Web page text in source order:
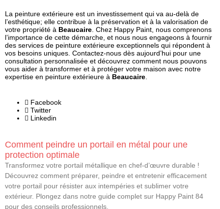
La peinture extérieure est un investissement qui va au-delà de
l’esthétique; elle contribue à la préservation et à la valorisation de
votre propriété à Beaucaire . Chez Happy Paint, nous comprenons
l’importance de cette démarche, et nous nous engageons à fournir
des services de peinture extérieure exceptionnels qui répondent à
vos besoins uniques. Contactez-nous dès aujourd’hui pour une
consultation personnalisée et découvrez comment nous pouvons
vous aider à transformer et à protéger votre maison avec notre
expertise en peinture extérieure à Beaucaire
Facebook
Twitter
Linkedin
Comment peindre un portail en métal pour une
protection optimale
Transformez votre portail métallique en chef-d’œuvre durable !
Découvrez comment préparer, peindre et entretenir efficacement
votre portail pour résister aux intempéries et sublimer votre
extérieur. Plongez dans notre guide complet sur Happy Paint 84
pour des conseils professionnels.